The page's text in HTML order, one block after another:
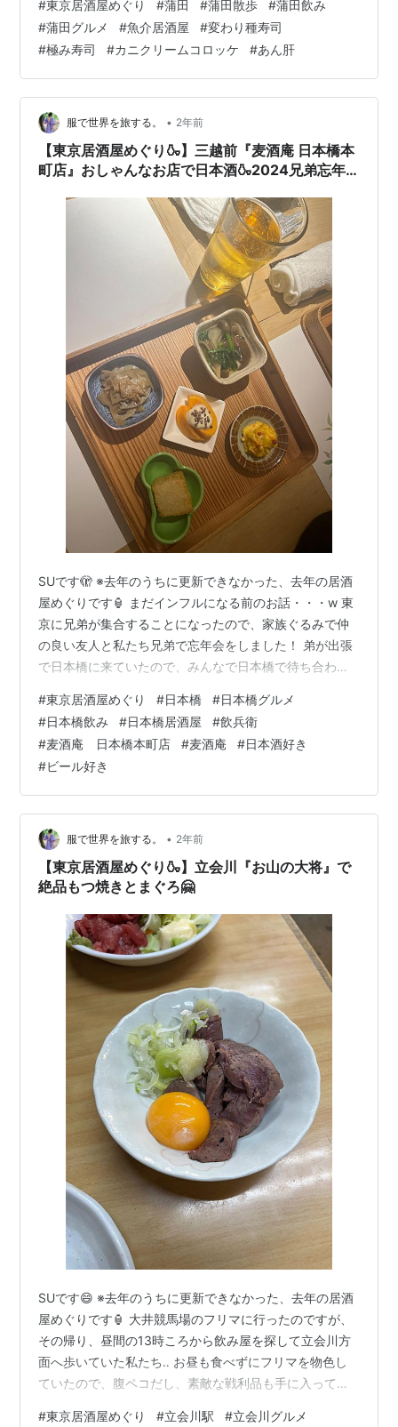
を提供している魚介居酒屋さんをご紹介します！
tabelog.com 目次 オーダーしたもの お店のこと コスパ
や席 まとめ 🍻オーダーしたもの なんだか不思議な食べ
物がたくさんあって悩む私たち。 最初はビール。これは
悩まない。 お肉大好きなポヨ氏の希望で ローストビーフ
のカルパッチョ…
#東京居酒屋めぐり #蒲田 #蒲田散歩 #蒲田飲み
#蒲田グルメ #魚介居酒屋 #変わり種寿司
#極み寿司 #カニクリームコロッケ #あん肝
服で世界を旅する。 • 2年前
【東京居酒屋めぐり🍶】三越前『麦酒庵 日本橋本
町店』おしゃんなお店で日本酒🍶2024兄弟忘年
SUです🫣 ※去年のうちに更新できなかった、去年の居酒
屋めぐりです🏮 まだインフルになる前のお話・・・w 東
京に兄弟が集合することになったので、家族ぐるみで仲
の良い友人と私たち兄弟で忘年会をしました！ 弟が出張
で日本橋に来ていたので、みんなで日本橋で待ち合わ
った『麦酒庵 日本橋本町店』に予約をしました。
tabelog.com 目次 オーダーしたもの お店のこと コスパ
や席 まとめ 🍻オーダーしたもの まずはビール！麦酒庵
ですからね。 クラフトビールがいくつかあったのです
が、グビグビ飲みたくてサッポロ黒ラベルの生🤩 そし
て、すんごく豪勢なお通…
#東京居酒屋めぐり #日本橋 #日本橋グルメ
#日本橋飲み #日本橋居酒屋 #飲兵衛
#麦酒庵 日本橋本町店 #麦酒庵 #日本酒好き
#ビール好き
服で世界を旅する。 • 2年前
【東京居酒屋めぐり🍶】立会川『お山の大将』で
絶品もつ焼きとまぐろ🤗
SUです😄 ※去年のうちに更新できなかった、去年の居酒
屋めぐりです🏮 大井競馬場のフリマに行ったのですが、
その帰り、昼間の13時ころから飲み屋を探して立会川方
面へ歩いていた私たち‥ お昼も食べずにフリマを物色し
ていたので、腹ペコだし、素敵な戦利品も手に入って乾
#東京居酒屋めぐり #立会川駅 #立会川グルメ